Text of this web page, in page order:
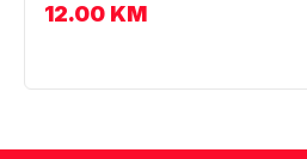
12.00 KM